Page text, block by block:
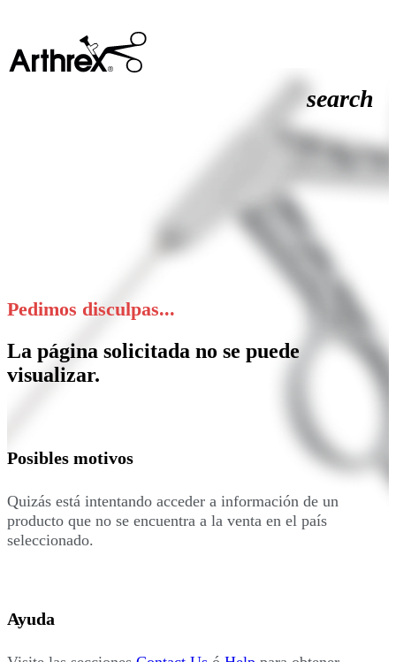
search
Pedimos disculpas...
La página solicitada no se puede
visualizar.
Posibles motivos
Quizás está intentando acceder a información de un
producto que no se encuentra a la venta en el país
seleccionado.
Ayuda